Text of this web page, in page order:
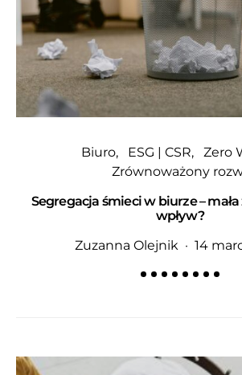
Biuro ESG | CSR
Zero
Zrównoważony
Segregacja śmieci w biurze –
wpływ?
Zuzanna Olejnik
14